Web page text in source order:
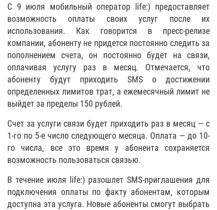
С 9 июля мобильный оператор life:) предоставляет
возможность оплаты своих услуг после их
использования. Как говорится в пресс-релизе
компании, абоненту не придется постоянно следить за
пополнением счета, он постоянно будет на связи,
оплачивая услугу раз в месяц. Отмечается, что
абоненту будут приходить SMS о достижении
определенных лимитов трат, а ежемесячный лимит не
выйдет за пределы 150 рублей.
Счет за услуги связи будет приходить раз в месяц — с
1-го по 5-е число следующего месяца. Оплата — до 10-
го числа, все это время у абонента сохраняется
возможность пользоваться связью.
В течение июля life:) разошлет SMS-приглашения для
подключения оплаты по факту абонентам, которым
доступна эта услуга. Новые абоненты смогут выбрать